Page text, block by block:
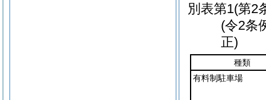
別表第1(第2
(令2条
正)
種類
有料制駐車場